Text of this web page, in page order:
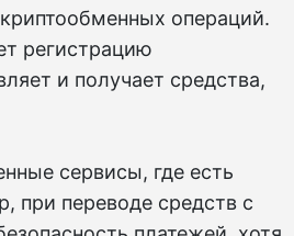
операций.
регистрацию
и получает средства,
сервисы, где есть
при переводе средств с